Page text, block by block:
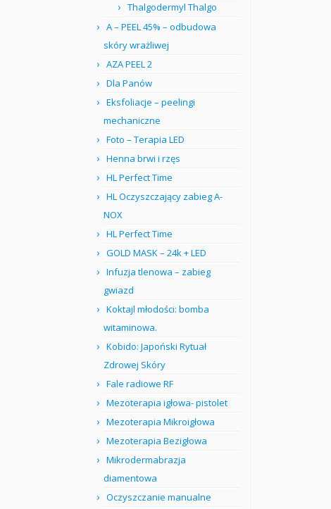
Thalgodermyl Thalgo
A – PEEL 45% – odbudowa
skóry wrażliwej
AZA PEEL 2
Dla Panów
Eksfoliacje – peelingi
mechaniczne
Foto – Terapia LED
Henna brwi i rzęs
HL Perfect Time
HL Oczyszczający zabieg A-
NOX
HL Perfect Time
GOLD MASK – 24k + LED
Infuzja tlenowa – zabieg
gwiazd
Koktajl młodości: bomba
witaminowa.
Kobido: Japoński Rytuał
Zdrowej Skóry
Fale radiowe RF
Mezoterapia igłowa- pistolet
Mezoterapia Mikroigłowa
Mezoterapia Bezigłowa
Mikrodermabrazja
diamentowa
Oczyszczanie manualne